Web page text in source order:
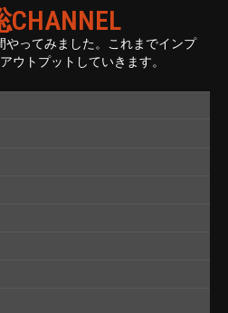
やってみました。これまでインプ
ウトプットしていきます。